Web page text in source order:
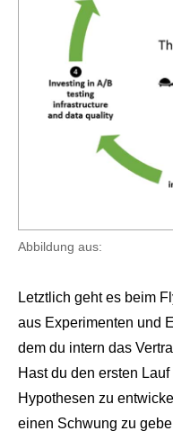
Abbildung aus:
Letztlich geht es beim
aus Experimenten und
dem du intern das
Hast du den ersten
Hypothesen zu
einen Schwung zu